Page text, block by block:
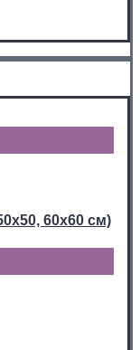
60х60 см)